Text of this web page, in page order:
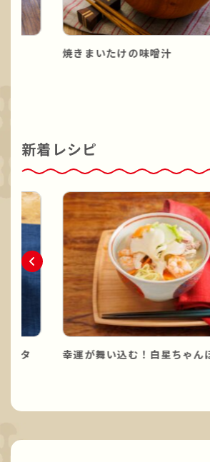
焼きまいたけの味噌汁
新着レシピ
スタ 幸運が舞い込む！白星ちゃん